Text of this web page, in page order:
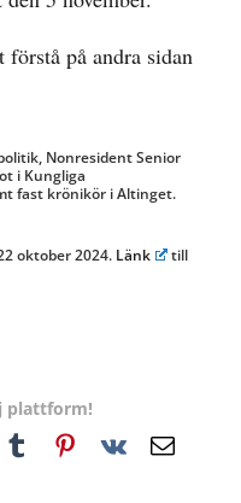
på andra sidan
Nonresident Senior
i Kungliga
fast krönikör i Altinget.
oktober 2024. Länk
till
plattform!
TumblrPinterest
Vk
E-